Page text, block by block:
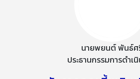
นายพยนต์ พันธ์ศ
ประธานกรรมการดำเ